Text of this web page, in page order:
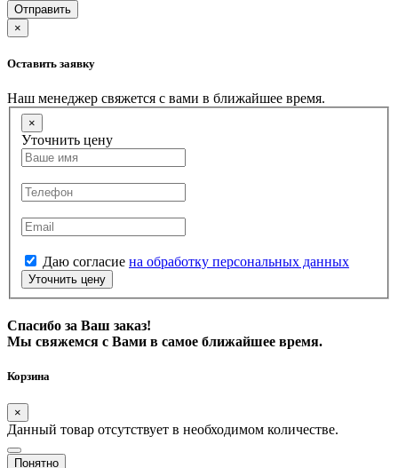
Отправить
×
Оставить заявку
Наш менеджер свяжется с вами в ближайшее время.
×
Уточнить цену
Даю согласие на обработку персональных данных
Уточнить цену
Спасибо за Ваш заказ!
Мы свяжемся с Вами в самое ближайшее время.
Корзина
×
Данный товар отсутствует в необходимом количестве.
Понятно